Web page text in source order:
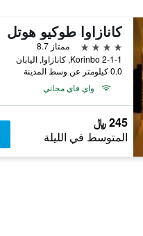
كانازاوا طوكيو هوتل
4 نجوم
ممتاز 8.7
2-1-1 Korinbo, كانازاوا, اليابان
0.0 كيلومتر عن وسط المدينة
واي فاي مجاني
245 ﷼
المتوسط في الليلة